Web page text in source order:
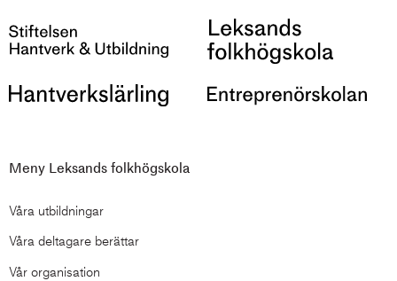
Meny Leksands folkhögskola
Våra utbildningar
Våra deltagare berättar
Vår organisation